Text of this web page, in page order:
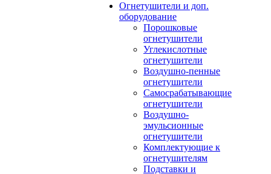
Огнетушители и доп.
оборудование
Порошковые
огнетушители
Углекислотные
огнетушители
Воздушно-пенные
огнетушители
Самосрабатывающие
огнетушители
Воздушно-
эмульсионные
огнетушители
Комплектующие к
огнетушителям
Подставки и